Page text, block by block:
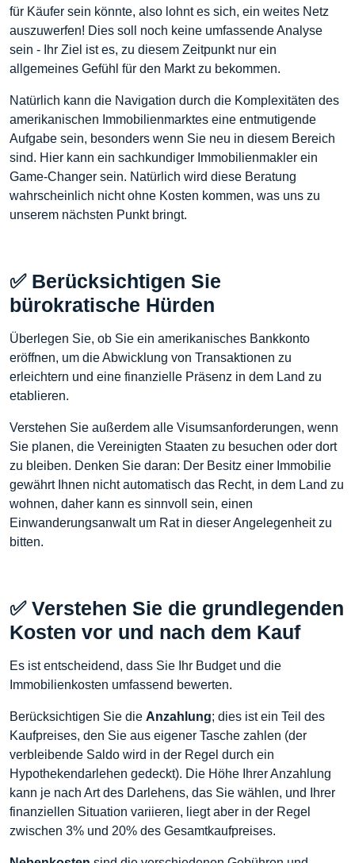
für Käufer sein könnte, also lohnt es sich, ein weites Netz
auszuwerfen! Dies soll noch keine umfassende Analyse
sein - Ihr Ziel ist es, zu diesem Zeitpunkt nur ein
allgemeines Gefühl für den Markt zu bekommen.
Natürlich kann die Navigation durch die Komplexitäten des
amerikanischen Immobilienmarktes eine entmutigende
Aufgabe sein, besonders wenn Sie neu in diesem Bereich
sind. Hier kann ein sachkundiger Immobilienmakler ein
Game-Changer sein. Natürlich wird diese Beratung
wahrscheinlich nicht ohne Kosten kommen, was uns zu
unserem nächsten Punkt bringt.
✅ Berücksichtigen Sie
bürokratische Hürden
Überlegen Sie, ob Sie ein amerikanisches Bankkonto
eröffnen, um die Abwicklung von Transaktionen zu
erleichtern und eine finanzielle Präsenz in dem Land zu
etablieren.
Verstehen Sie außerdem alle Visumsanforderungen, wenn
Sie planen, die Vereinigten Staaten zu besuchen oder dort
zu bleiben. Denken Sie daran: Der Besitz einer Immobilie
gewährt Ihnen nicht automatisch das Recht, in dem Land zu
wohnen, daher kann es sinnvoll sein, einen
Einwanderungsanwalt um Rat in dieser Angelegenheit zu
bitten.
✅ Verstehen Sie die grundlegenden
Kosten vor und nach dem Kauf
Es ist entscheidend, dass Sie Ihr Budget und die
Immobilienkosten umfassend bewerten.
Berücksichtigen Sie die Anzahlung; dies ist ein Teil des
Kaufpreises, den Sie aus eigener Tasche zahlen (der
verbleibende Saldo wird in der Regel durch ein
Hypothekendarlehen gedeckt). Die Höhe Ihrer Anzahlung
kann je nach Art des Darlehens, das Sie wählen, und Ihrer
finanziellen Situation variieren, liegt aber in der Regel
zwischen 3% und 20% des Gesamtkaufpreises.